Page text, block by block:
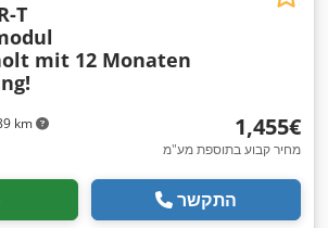
km
T
mit 12 Monaten
‏1,455 ‏€
מחיר קבוע בתוספת מע"מ
התקשר